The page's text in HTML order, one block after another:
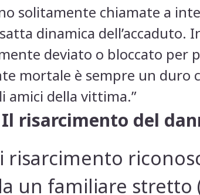
solitamente chiamate a
dinamica
deviato o bloccato per
mortale è sempre un duro
amici della vittima.”
Il risarcimento del
risarcimento
un familiare stretto